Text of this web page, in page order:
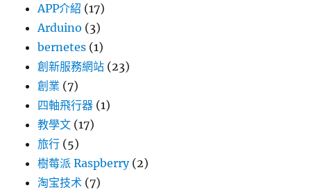
APP介紹 (17)
Arduino (3)
bernetes (1)
創新服務網站 (23)
創業 (7)
四軸飛行器 (1)
教學文 (17)
旅行 (5)
樹莓派 Raspberry(2)
淘宝技术 (7)